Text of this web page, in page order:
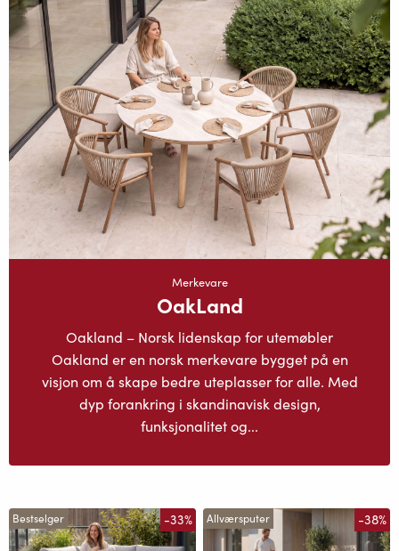
Merkevare
OakLand
Oakland – Norsk lidenskap for utemøbler
Oakland er en norsk merkevare bygget på en
visjon om å skape bedre uteplasser for alle. Med
dyp forankring i skandinavisk design,
funksjonalitet og...
Bestselger -33% Allværsputer -38%